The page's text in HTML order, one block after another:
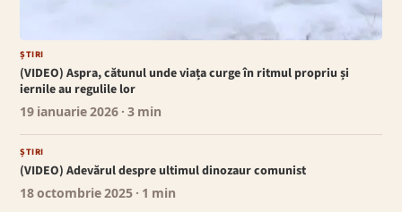
ȘTIRI
(VIDEO) Aspra, cătunul unde viața curge în ritmul propriu și
iernile au regulile lor
19 ianuarie 2026 · 3 min
ȘTIRI
(VIDEO) Adevărul despre ultimul dinozaur comunist
18 octombrie 2025 · 1 min